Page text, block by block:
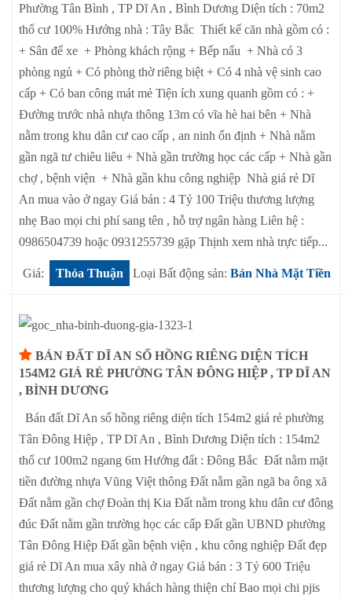
Phường Tân Bình , TP Dĩ An , Bình Dương Diện tích : 70m2
thổ cư 100% Hướng nhà : Tây Bắc Thiết kế căn nhà gồm có :
+ Sân để xe + Phòng khách rộng + Bếp nấu + Nhà có 3
phòng ngủ + Có phòng thờ riêng biệt + Có 4 nhà vệ sinh cao
cấp + Có ban công mát mẻ Tiện ích xung quanh gồm có : +
Đường trước nhà nhựa thông 13m có vĩa hè hai bên + Nhà
nằm trong khu dân cư cao cấp , an ninh ổn định + Nhà nằm
gần ngã tư chiêu liêu + Nhà gần trường học các cấp + Nhà gần
chợ , bệnh viện + Nhà gần khu công nghiệp Nhà giá rẻ Dĩ
An mua vào ở ngay Giá bán : 4 Tỷ 100 Triệu thương lượng
nhẹ Bao mọi chi phí sang tên , hỗ trợ ngân hàng Liên hệ :
0986504739 hoặc 0931255739 gặp Thịnh xem nhà trực tiếp...
Giá: Thỏa Thuận Loại Bất động sản: Bán Nhà Mặt Tiền
BÁN ĐẤT DĨ AN SỔ HỒNG RIÊNG DIỆN TÍCH
154M2 GIÁ RẺ PHƯỜNG TÂN ĐÔNG HIỆP , TP DĨ AN
, BÌNH DƯƠNG
Bán đất Dĩ An sổ hồng riêng diện tích 154m2 giá rẻ phường
Tân Đông Hiệp , TP Dĩ An , Bình Dương Diện tích : 154m2
thổ cư 100m2 ngang 6m Hướng đất : Đông Bắc Đất nằm mặt
tiền đường nhựa Vũng Việt thông Đất nằm gần ngã ba ông xã
Đất nằm gần chợ Đoàn thị Kia Đất nằm trong khu dân cư đông
đúc Đất nằm gần trường học các cấp Đất gần UBND phường
Tân Đông Hiệp Đất gần bệnh viện , khu công nghiệp Đất đẹp
giá rẻ Dĩ An mua xây nhà ở ngay Giá bán : 3 Tỷ 600 Triệu
thương lượng cho quý khách hàng thiện chí Bao mọi chi pjis